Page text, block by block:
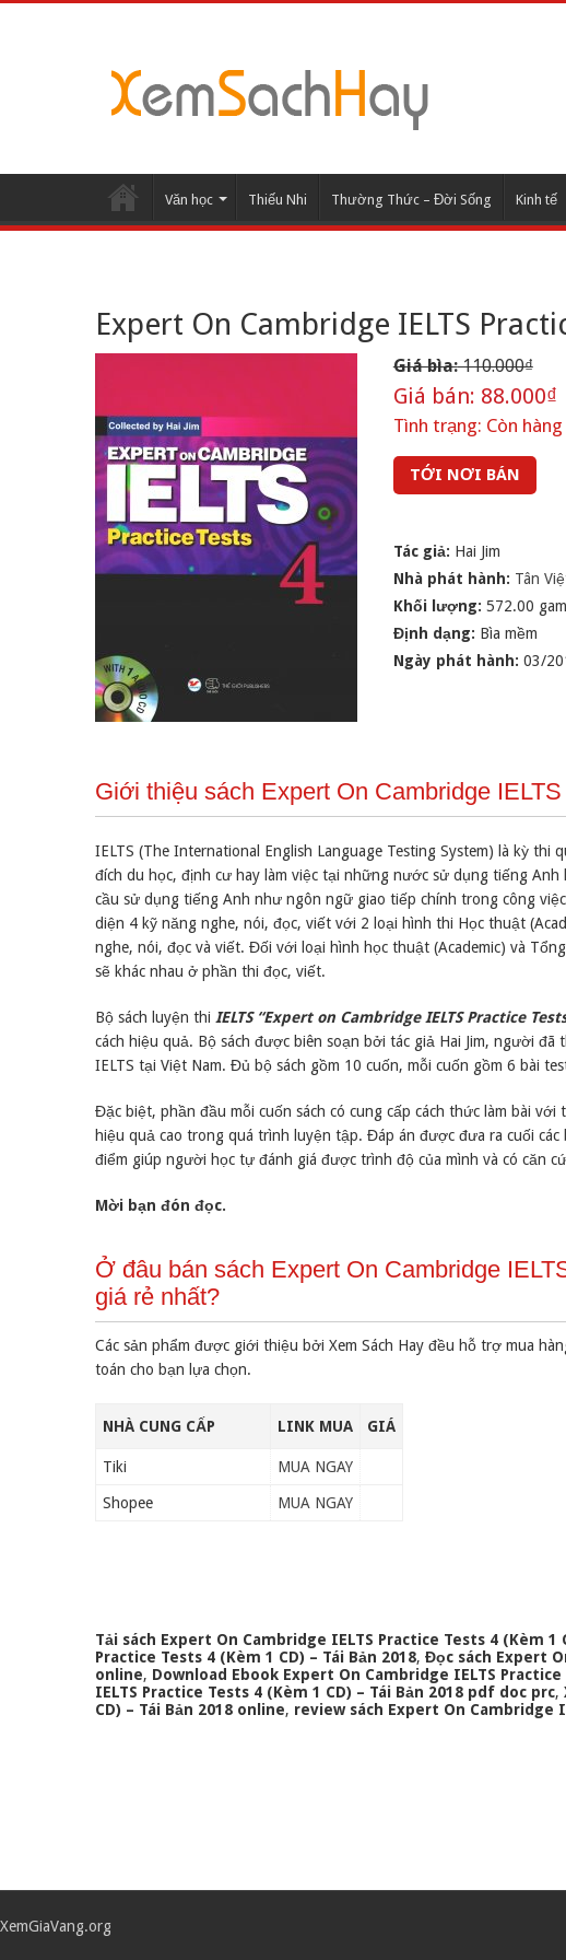
Văn học Thiếu Nhi Thường Thức – Đời Sống Kinh tế
Expert On Cambridge IELTS
Giá bìa:110.000₫
Giá bán: 88.000₫
Tình trạng: Còn hàng
TỚI NƠI BÁN
Tác giả: Hai Jim
Nhà phát hành: Tân
Khối lượng: 572.00 gam
Định dạng: Bìa mềm
Ngày phát hành: 03/
Giới thiệu sách Expert On Cambridge
IELTS (The International English Language Testing System) là kỳ
đích du học, định cư hay làm việc tại những nước sử dụng tiếng
cầu sử dụng tiếng Anh như ngôn ngữ giao tiếp chính trong công
diện 4 kỹ năng nghe, nói, đọc, viết với 2 loại hình thi Học thuật
nghe, nói, đọc và viết. Đối với loại hình học thuật (Academic) và
sẽ khác nhau ở phần thi đọc, viết.
Bộ sách luyện thi IELTS “Expert on Cambridge IELTS Practice
cách hiệu quả. Bộ sách được biên soạn bởi tác giả Hai Jim, người
IELTS tại Việt Nam. Đủ bộ sách gồm 10 cuốn, mỗi cuốn gồm 6 bài
Đặc biệt, phần đầu mỗi cuốn sách có cung cấp cách thức làm bài
hiệu quả cao trong quá trình luyện tập. Đáp án được đưa ra cuối
điểm giúp người học tự đánh giá được trình độ của mình và có căn
Mời bạn đón đọc.
Ở đâu bán sách Expert On Cambridge
giá rẻ nhất?
Các sản phẩm được giới thiệu bởi Xem Sách Hay đều hỗ trợ mua
toán cho bạn lựa chọn.
NHÀ CUNG CẤP LINK MUA GIÁ
Tiki MUA NGAY
Shopee MUA NGAY
Tải sách Expert On Cambridge IELTS Practice Tests 4 (Kèm 1
Practice Tests 4 (Kèm 1 CD) – Tái Bản 2018, Đọc sách Expert
online, Download Ebook Expert On Cambridge IELTS
IELTS Practice Tests 4 (Kèm 1 CD) – Tái Bản 2018 pdf doc prc,
CD) – Tái Bản 2018 online, review sách Expert On Cambridge
XemGiaVang.org